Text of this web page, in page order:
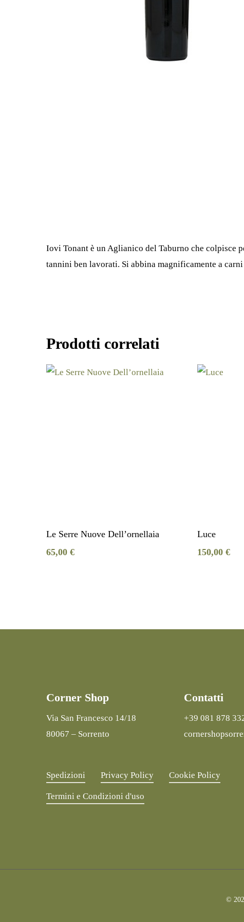
Iovi Tonant è un Aglianico del Taburno che colpisce
tannini ben lavorati. Si abbina magnificamente a
Prodotti correlati
Le Serre Nuove Dell’ornellaia
65,00 €
Luce
150,00€
Corner Shop
Via San Francesco 14/18
80067 – Sorrento
Contatti
+39 081 878
Spedizioni Privacy Policy Cookie Policy
Termini e Condizioni d'uso
©